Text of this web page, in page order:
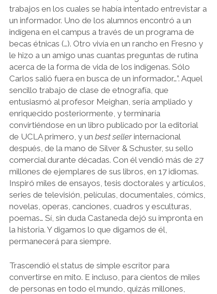
trabajos en los cuales se había intentado entrevistar a
un informador. Uno de los alumnos encontró a un
indígena en el campus a través de un programa de
becas étnicas (…). Otro vivía en un rancho en Fresno y
le hizo a un amigo unas cuantas preguntas de rutina
acerca de la forma de vida de los indígenas. Sólo
Carlos salió fuera en busca de un informador…”. Aquel
sencillo trabajo de clase de etnografía, que
entusiasmó al profesor Meighan, sería ampliado y
enriquecido posteriormente, y terminaría
convirtiéndose en un libro publicado por la editorial
de UCLA primero, y un best sellerinternacional
después, de la mano de Silver & Schuster, su sello
comercial durante décadas. Con él vendió más de 27
millones de ejemplares de sus libros, en 17 idiomas.
Inspiró miles de ensayos, tesis doctorales y artículos,
series de televisión, películas, documentales, cómics,
novelas, operas, canciones, cuadros y esculturas,
poemas… Sí, sin duda Castaneda dejó su impronta en
la historia. Y digamos lo que digamos de él,
permanecerá para siempre.
Trascendió el status de simple escritor para
convertirse en mito. E incluso, para cientos de miles
de personas en todo el mundo, quizás millones,